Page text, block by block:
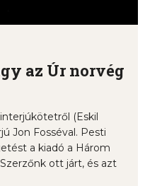
az Úr norvég
(Eskil
Jon Fosséval. Pesti
a kiadó a Három
ott járt, és azt